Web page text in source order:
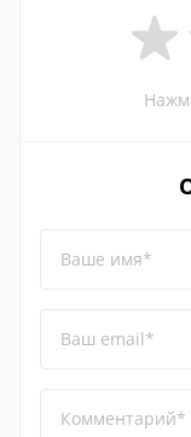
Ваше имя*
Ваш email*
Комментарий*